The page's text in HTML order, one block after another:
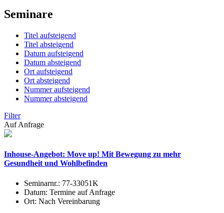
Seminare
Titel aufsteigend
Titel absteigend
Datum aufsteigend
Datum absteigend
Ort aufsteigend
Ort absteigend
Nummer aufsteigend
Nummer absteigend
Filter
Auf Anfrage
Inhouse-Angebot: Move up! Mit Bewegung zu mehr
Gesundheit und Wohlbefinden
Seminarnr.: 77-33051K
Datum: Termine auf Anfrage
Ort: Nach Vereinbarung